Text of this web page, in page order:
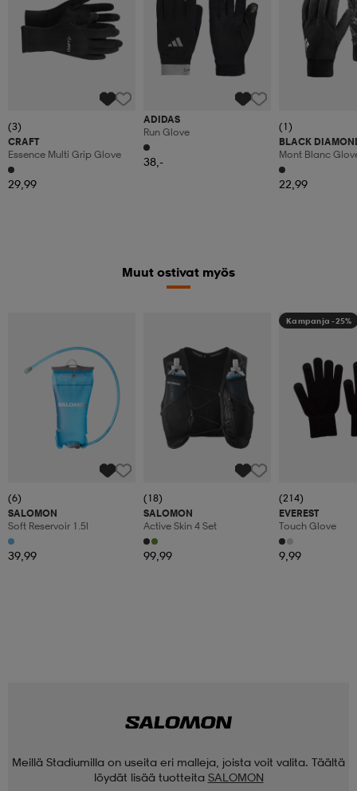
(3)
CRAFT
Essence Multi Grip Glove
29,99
ADIDAS
Run Glove
38,-
(1)
BLACK
Mont Blanc
22,99
Muut ostivat myös
(6)
SALOMON
Soft Reservoir 1.5l
39,99
(18)
SALOMON
Active Skin 4 Set
99,99
Kampanja -25%
(214)
EVEREST
Touch Glove
9,99
Meillä Stadiumilla on useita eri malleja, joista voit valita. Täältä
löydät lisää tuotteita SALOMON